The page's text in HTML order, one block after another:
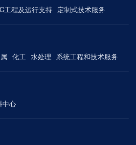
工程及运行支持 定制式技术服务
化工 水处理 系统工程和技术服务
中心